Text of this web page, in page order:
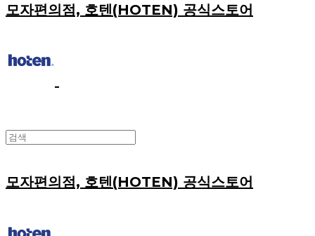
모자편의점, 호텐(HOTEN) 공식스토어
모자편의점, 호텐(HOTEN) 공식스토어